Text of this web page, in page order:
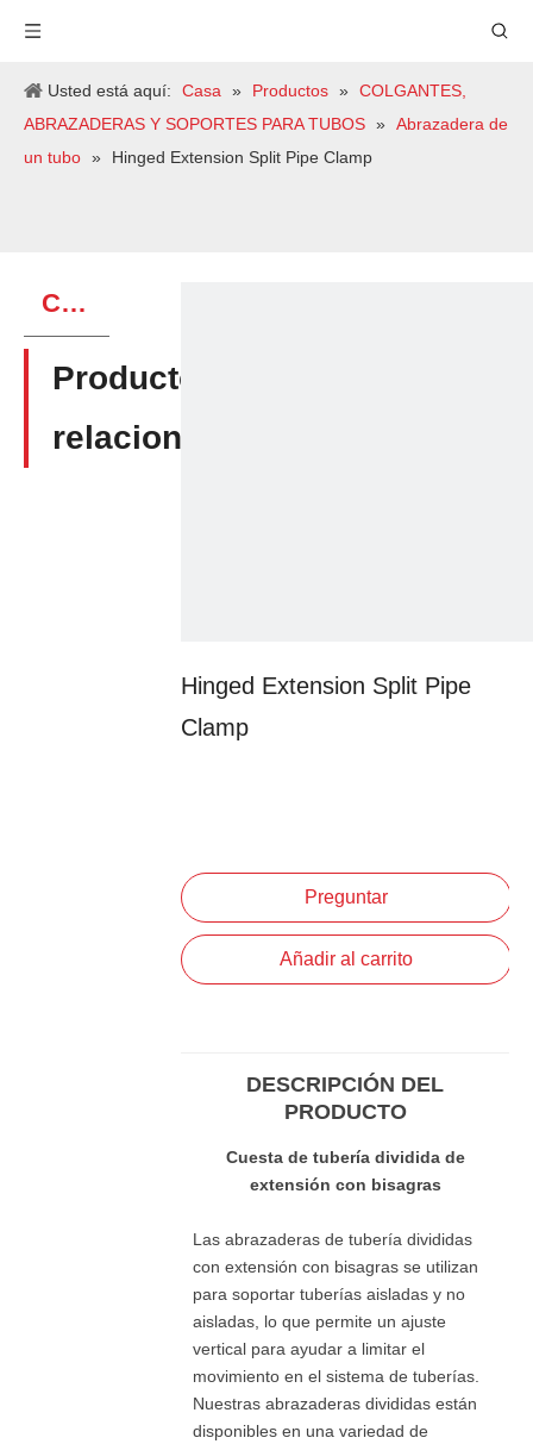
Usted está aquí: Casa » Productos » COLGANTES,
ABRAZADERAS Y SOPORTES PARA TUBOS » Abrazadera de
un tubo » Hinged Extension Split Pipe Clamp
CATEGORIA DE PRODUCTO
Productos
relacionados
Hinged Extension Split Pipe
Clamp
Preguntar
Añadir al carrito
DESCRIPCIÓN DEL
PRODUCTO
Cuesta de tubería dividida de
extensión con bisagras
Las abrazaderas de tubería divididas
con extensión con bisagras se utilizan
para soportar tuberías aisladas y no
aisladas, lo que permite un ajuste
vertical para ayudar a limitar el
movimiento en el sistema de tuberías.
Nuestras abrazaderas divididas están
disponibles en una variedad de